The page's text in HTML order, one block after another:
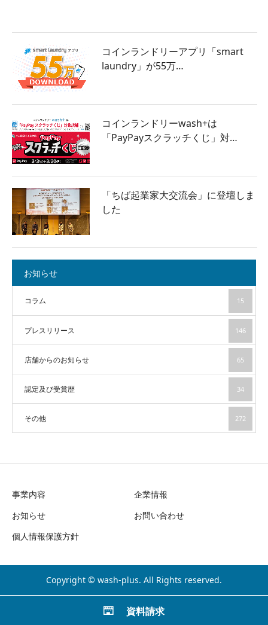
コインランドリーアプリ「smart
laundry」が55万…
コインランドリーwash+は
「PayPayスクラッチくじ」対…
「ちば起業家大交流会」に登壇しま
した
お知らせ
コラム 15
プレスリリース 146
店舗からのお知らせ 65
認定及び受賞歴 34
その他 272
事業内容
企業情報
お知らせ
お問い合わせ
個人情報保護方針
Copyright © wash-plus. All Rights reserved.
資料請求